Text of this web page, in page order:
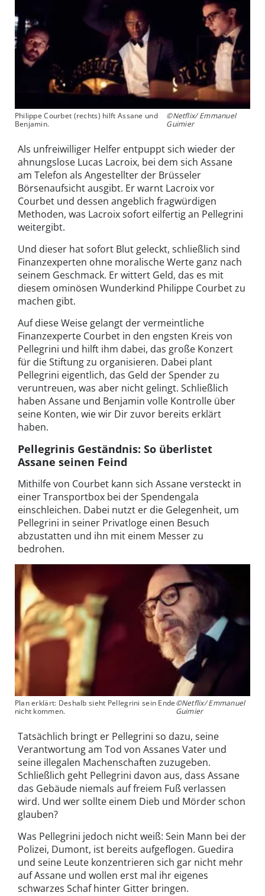
Philippe Courbet (rechts) hilft Assane und
Benjamin.
©Netflix/ Emmanuel
Guimier
Als unfreiwilliger Helfer entpuppt sich wieder der
ahnungslose Lucas Lacroix, bei dem sich Assane
am Telefon als Angestellter der Brüsseler
Börsenaufsicht ausgibt. Er warnt Lacroix vor
Courbet und dessen angeblich fragwürdigen
Methoden, was Lacroix sofort eilfertig an Pellegrini
weitergibt.
Und dieser hat sofort Blut geleckt, schließlich sind
Finanzexperten ohne moralische Werte ganz nach
seinem Geschmack. Er wittert Geld, das es mit
diesem ominösen Wunderkind Philippe Courbet zu
machen gibt.
Auf diese Weise gelangt der vermeintliche
Finanzexperte Courbet in den engsten Kreis von
Pellegrini und hilft ihm dabei, das große Konzert
für die Stiftung zu organisieren. Dabei plant
Pellegrini eigentlich, das Geld der Spender zu
veruntreuen, was aber nicht gelingt. Schließlich
haben Assane und Benjamin volle Kontrolle über
seine Konten, wie wir Dir zuvor bereits erklärt
haben.
Pellegrinis Geständnis: So überlistet
Assane seinen Feind
Mithilfe von Courbet kann sich Assane versteckt in
einer Transportbox bei der Spendengala
einschleichen. Dabei nutzt er die Gelegenheit, um
Pellegrini in seiner Privatloge einen Besuch
abzustatten und ihn mit einem Messer zu
bedrohen.
Plan erklärt: Deshalb sieht Pellegrini sein Ende
nicht kommen.
©Netflix/ Emmanuel
Guimier
Tatsächlich bringt er Pellegrini so dazu, seine
Verantwortung am Tod von Assanes Vater und
seine illegalen Machenschaften zuzugeben.
Schließlich geht Pellegrini davon aus, dass Assane
das Gebäude niemals auf freiem Fuß verlassen
wird. Und wer sollte einem Dieb und Mörder schon
glauben?
Was Pellegrini jedoch nicht weiß: Sein Mann bei der
Polizei, Dumont, ist bereits aufgeflogen. Guedira
und seine Leute konzentrieren sich gar nicht mehr
auf Assane und wollen erst mal ihr eigenes
schwarzes Schaf hinter Gitter bringen.